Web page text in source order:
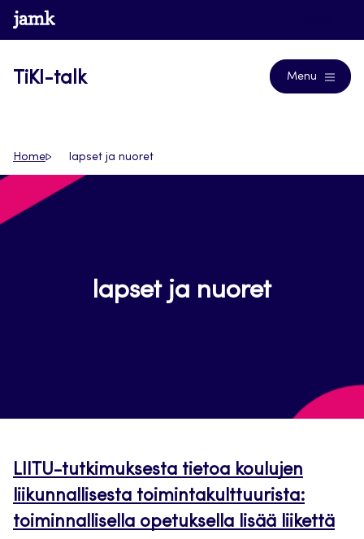
Siirry
suoraan
www.jamk.fi
TiKI-talk Menu
Home lapset ja nuoret
lapset ja nuoret
LIITU-tutkimuksesta tietoa koulujen
liikunnallisesta toimintakulttuurista:
toiminnallisella opetuksella lisää liikettä